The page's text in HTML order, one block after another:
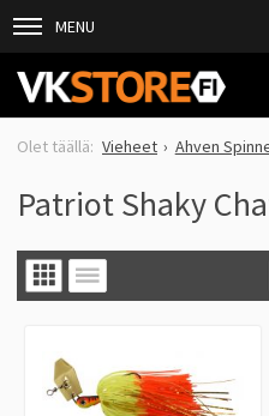
MENU
Vieheet Ahven
Patriot Shaky